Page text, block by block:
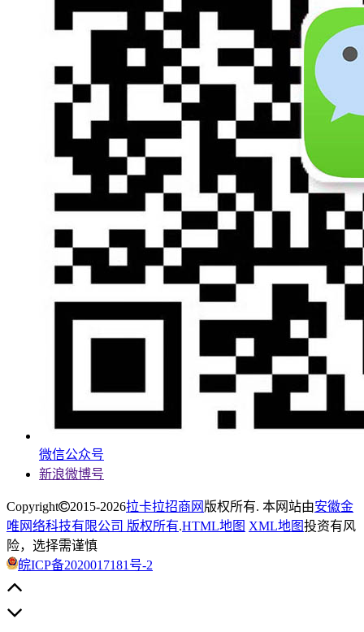
微信公众号
新浪微博号
Copyright 2015-2026拉卡拉招商网 版权所有. 本网站由安徽金
唯网络科技有限公司 版权所有.HTML地图 XML地图投资有风
险，选择需谨慎
皖ICP备2020017181号-2